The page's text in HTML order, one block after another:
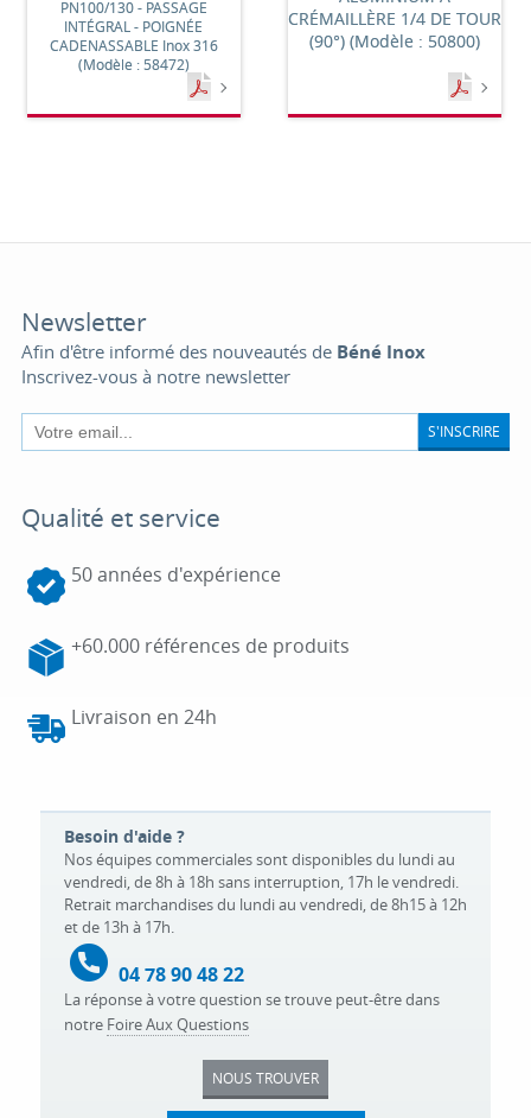
PN100/130 - PASSAGE
INTÉGRAL - POIGNÉE
CADENASSABLE Inox 316
(Modèle : 58472)
CRÉMAILLÈRE 1/4 DE TOUR
(90°) (Modèle : 50800)
Newsletter
Afin d'être informé des nouveautés de Béné Inox
Inscrivez-vous à notre newsletter
S'INSCRIRE
Qualité et service
50 années d'expérience
+60.000 références de produits
Livraison en 24h
Besoin d'aide ?
Nos équipes commerciales sont disponibles du lundi au
vendredi, de 8h à 18h sans interruption, 17h le vendredi.
Retrait marchandises du lundi au vendredi, de 8h15 à 12h
et de 13h à 17h.
04 78 90 48 22
La réponse à votre question se trouve peut-être dans
notre Foire Aux Questions
NOUS TROUVER